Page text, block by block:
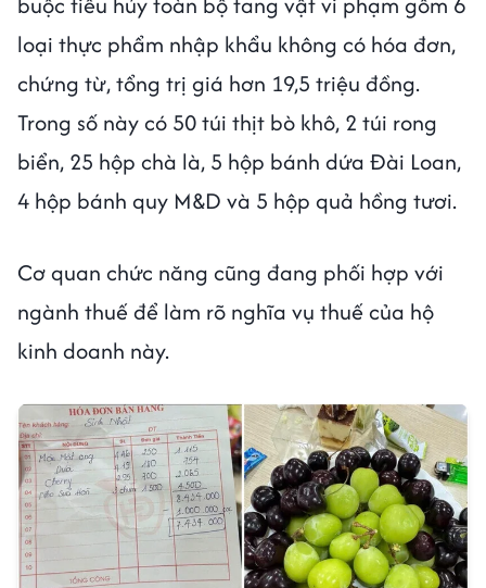
loại thực phẩm nhập khẩu không có hóa đơn,
chứng từ, tổng trị giá hơn 19,5 triệu đồng.
Trong số này có 50 túi thịt bò khô, 2 túi rong
biển, 25 hộp chà là, 5 hộp bánh dứa Đài Loan,
4 hộp bánh quy M&D và 5 hộp quả hồng tươi.
Cơ quan chức năng cũng đang phối hợp với
ngành thuế để làm rõ nghĩa vụ thuế của hộ
kinh doanh này.